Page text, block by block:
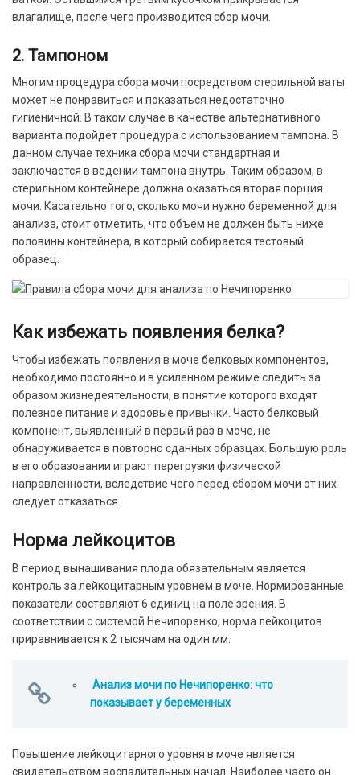
влагалище, после чего производится сбор мочи.
2. Тампоном
Многим процедура сбора мочи посредством стерильной ваты
может не понравиться и показаться недостаточно
гигиеничной. В таком случае в качестве альтернативного
варианта подойдет процедура с использованием тампона. В
данном случае техника сбора мочи стандартная и
заключается в ведении тампона внутрь. Таким образом, в
стерильном контейнере должна оказаться вторая порция
мочи. Касательно того, сколько мочи нужно беременной для
анализа, стоит отметить, что объем не должен быть ниже
половины контейнера, в который собирается тестовый
образец.
Как избежать появления белка?
Чтобы избежать появления в моче белковых компонентов,
необходимо постоянно и в усиленном режиме следить за
образом жизнедеятельности, в понятие которого входят
полезное питание и здоровые привычки. Часто белковый
компонент, выявленный в первый раз в моче, не
обнаруживается в повторно сданных образцах. Большую роль
в его образовании играют перегрузки физической
направленности, вследствие чего перед сбором мочи от них
следует отказаться.
Норма лейкоцитов
В период вынашивания плода обязательным является
контроль за лейкоцитарным уровнем в моче. Нормированные
показатели составляют 6 единиц на поле зрения. В
соответствии с системой Нечипоренко, норма лейкоцитов
приравнивается к 2 тысячам на один мм.
Анализ мочи по Нечипоренко: что
показывает у беременных
Повышение лейкоцитарного уровня в моче является
свидетельством воспалительных начал. Наиболее часто он